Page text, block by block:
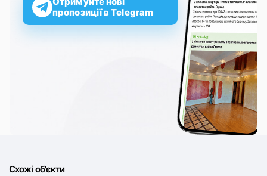
пропозиції в Telegram
Схожі об'єкти